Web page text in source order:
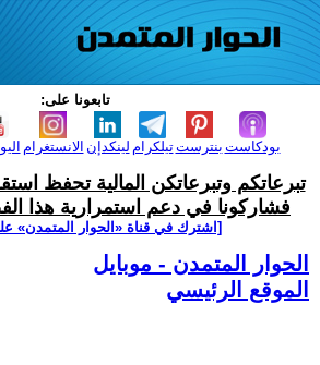
تابعونا على:
الانستغرام لينكدإن تيلكرامبنترست بودكاست
تبرعاتكم وتبرعاتكن المالية تحفظ
فشاركونا في دعم استمرارية هذا
[اشترك في قناة ‫«الحوار المتمدن»
الحوار المتمدن - موبايل
الموقع الرئيسي